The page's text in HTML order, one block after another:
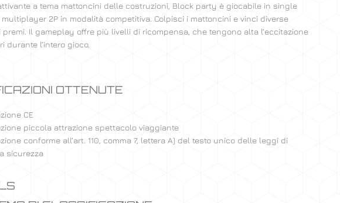
a tema mattoncini delle costruzioni, Block party è giocabile in single
2P in modalità competitiva. Colpisci i mattoncini e vinci diverse
Il gameplay offre più livelli di ricompensa, che tengono alta l’eccitazione
durante l’intero gioco.
OTTENUTE
CE
piccola attrazione spettacolo viaggiante
conforme all’art. 110, comma 7, lettera A) del testo unico delle leggi di
sicurezza